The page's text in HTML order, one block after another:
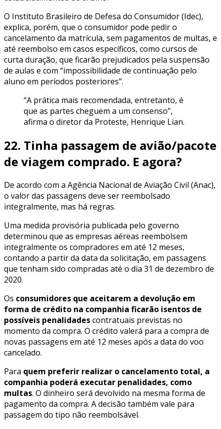
O Instituto Brasileiro de Defesa do Consumidor (Idec),
explica, porém, que o consumidor pode pedir o
cancelamento da matrícula, sem pagamentos de multas, e
até reembolso em casos específicos, como cursos de
curta duração, que ficarão prejudicados pela suspensão
de aulas e com “impossibilidade de continuação pelo
aluno em períodos posteriores”.
“A prática mais recomendada, entretanto, é
que as partes cheguem a um consenso”,
afirma o diretor da Proteste, Henrique Lian.
22. Tinha passagem de avião/pacote
de viagem comprado. E agora?
De acordo com a Agência Nacional de Aviação Civil (Anac),
o valor das passagens deve ser reembolsado
integralmente, mas há regras.
Uma medida provisória publicada pelo governo
determinou que as empresas aéreas reembolsem
integralmente os compradores em até 12 meses,
contando a partir da data da solicitação, em passagens
que tenham sido compradas até o dia 31 de dezembro de
2020.
Os consumidores que aceitarem a devolução em
forma de crédito na companhia ficarão isentos de
possíveis penalidadescontratuais previstas no
momento da compra. O crédito valerá para a compra de
novas passagens em até 12 meses após a data do voo
cancelado.
Para quem preferir realizar o cancelamento total, a
companhia poderá executar penalidades, como
multas. O dinheiro será devolvido na mesma forma de
pagamento da compra. A decisão também vale para
passagem do tipo não reembolsável.